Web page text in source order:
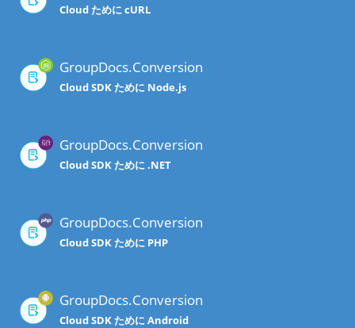
Cloud ために cURL
GroupDocs.Conversion
Cloud SDK ために Node.js
GroupDocs.Conversion
Cloud SDK ために .NET
GroupDocs.Conversion
Cloud SDK ために PHP
GroupDocs.Conversion
Cloud SDK ために Android